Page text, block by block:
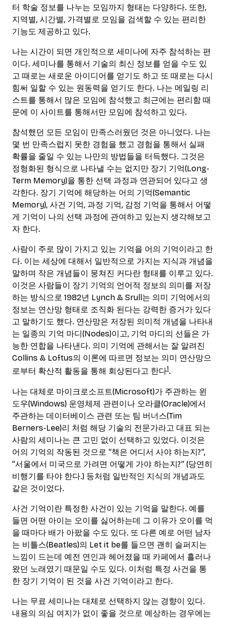
터 학술 정보를 나누는 모임까지 형태는 다양하다. 또한,
지역별, 시간별, 가격별로 모임을 검색할 수 있는 편리한
기능도 제공하고 있다.
나는 시간이 되면 개인적으로 세미나에 자주 참석하는 편
이다. 세미나를 통해서 기술의 최신 정보를 얻을 수도 있
고 때로는 새로운 아이디어를 얻기도 하고 또 때로는 다시
힘써 일할 수 있는 원동력을 얻기도 한다. 나는 메일링 리
스트를 통해서 많은 모임에 참석했고 최근에는 편리함 때
문에 이 사이트를 통해서만 모임에 참석하고 있다.
참석했던 모든 모임이 만족스러웠던 것은 아니었다. 나는
몇 번 만족스럽지 못한 경험을 했고 경험을 통해서 실패
확률을 줄일 수 있는 나만의 방법들을 터득했다. 그것은
정형화된 형식으로 나타낼 수는 없지만 장기 기억(Long-
Term Memory)을 통한 선택 과정과 연관되어 있다고 생
각한다. 장기 기억에 해당하는 어의 기억(Semantic
Memory), 사건 기억, 과정 기억, 감정 기억을 통해서 어떻
게 기억이 나의 선택 과정에 관여하고 있는지 생각해보고
자 한다.
사람이 주로 많이 가지고 있는 기억을 어의 기억이라고 한
다. 이는 세상에 대해서 일반적으로 가지는 지식과 개념을
말하며 작은 개념들이 뭉쳐진 커다란 형태를 이루고 있다.
이것은 사람들이 장기 기억의 언어적 정보의 의미를 저장
하는 방식으로 1982년 Lynch & Srull는 의미 기억에서의
정보는 연산망 형태로 조직화 된다는 강력한 증거가 있다
고 말하기도 했다. 연산망은 저장된 의미적 개념을 나타내
는 일종의 기억 마디(Nodes)이고, 기억 마디의 선들은 가
능한 연합을 나타낸다. 의미 기억에 관해서는 잘 알려진
Collins & Loftus의 이론에 따르면 정보는 의미 연산망으
로부터 확산적 활동을 통해 회상된다고 한다1.
나는 대체로 마이크로소프트(Microsoft)가 주관하는 윈
도우(Windows) 운영체제 관련이나 오라클(Oracle)에서
주관하는 데이터베이스 관련 또는 팀 버너스(Tim
Berners-Lee)리 처럼 해당 기술의 전문가라고 대표 되는
사람의 세미나는 큰 고민 없이 선택하고 있었다. 이것은
어의 기억의 작동된 것으로 “책은 어디서 사야 하는지?”,
“서울에서 미국으로 가려면 어떻게 가야 하는지?” (당연히
비행기를 타야 한다.) 등처럼 일반적인 지식의 개념과도
같은 것이었다.
사건 기억이란 특정한 사건이 있는 기억을 말한다. 예를
들면 어떤 아이는 오이를 싫어하는데 그 이유가 오이를 먹
을 때마다 배가 아팠을 수도 있다. 또 다른 예로 어떤 남자
는 비틀스(Beatles)의 Let it be를 들으면 괜히 슬퍼지는
느낌이 드는데 예전 연인과 헤어졌을 때 카페에서 흘러나
왔던 노래였기 때문일 수도 있다. 이처럼 특정 사건을 통
한 장기 기억이 된 것을 사건 기억이라고 한다.
나는 무료 세미나는 대체로 선택하지 않는 경향이 있다.
내용의 의심 여지가 없이 좋을 것으로 예상하는 경우에는